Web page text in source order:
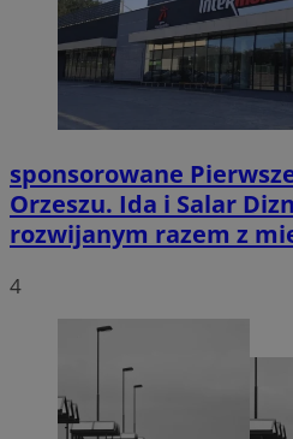
sponsorowane
Orzeszu. Ida i Salar
rozwijanym razem z
4